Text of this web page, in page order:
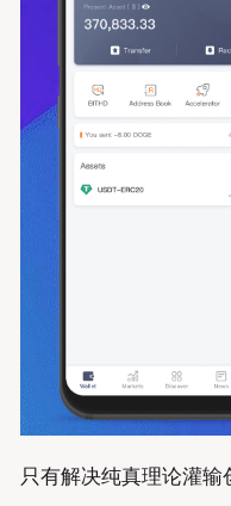
只有解决纯真理论灌